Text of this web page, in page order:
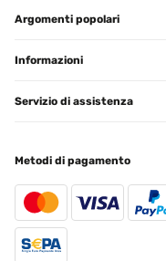
I have always wanted
comfortable and
around 2 hours to
instructions.
I emailed Electronic
sort it out in a few
cushions so gave us
was very impressed
as I don't know how it
Argomenti popolari
Informazioni
Servizio di assistenza
Metodi di pagamento